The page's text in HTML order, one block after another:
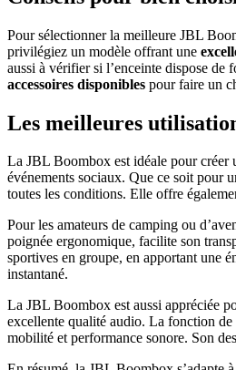
Pour sélectionner la meilleure JBL
privilégiez un modèle offrant une
aussi à vérifier si l’enceinte dispose de
accessoires disponibles pour faire un
Les meilleures
La JBL Boombox est idéale pour créer
événements sociaux. Que ce soit pour
toutes les conditions. Elle offre
Pour les amateurs de camping ou
poignée ergonomique, facilite son
sportives en groupe, en apportant une
instantané.
La JBL Boombox est aussi appréciée
excellente qualité audio. La fonction
mobilité et performance sonore. Son